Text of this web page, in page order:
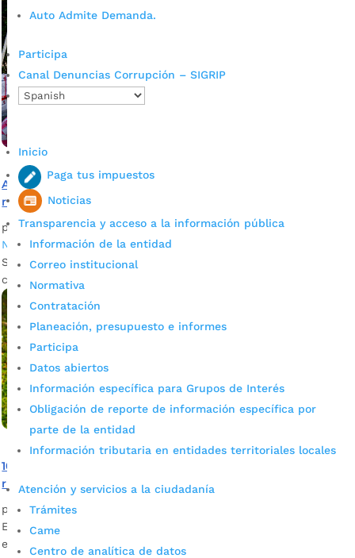
Auto Admite Demanda.
Participa
Canal Denuncias Corrupción – SIGRIP
Inicio
Paga tus impuestos
Noticias
Transparencia y acceso a la información pública
Información de la entidad
Correo institucional
Normativa
Contratación
Planeación, presupuesto e informes
Participa
Datos abiertos
Información específica para Grupos de Interés
Obligación de reporte de información específica por
parte de la entidad
Información tributaria en entidades territoriales locales
Atención y servicios a la ciudadanía
Trámites
Came
Centro de analítica de datos
Así se beneficiará el campo bumangués con sistemas de
riego
por Joselyn Osorio|Ene 26, 2022|Alcaldía de Bucaramanga
Noticias
Se espera beneficiar a otros 120 campesinos en 2022 y 2023,
con la entrega de sistemas de riesgo para sus cultivos.
105 parques de Bucaramanga cuentan con sistemas de
riego que benefician el mantenimiento
por Alcaldía de Bucaramanga
El agua contribuye a que la ‘revolución verde’ se consolide
en estos escenarios. Con planeación y trabajo articulado se